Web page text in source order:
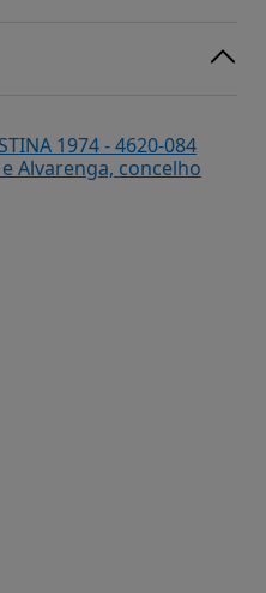
1974 - 4620-084
Alvarenga, concelho